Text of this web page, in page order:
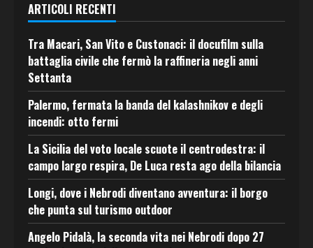
ARTICOLI RECENTI
Tra Macari, San Vito e Custonaci: il docufilm sulla
battaglia civile che fermò la raffineria negli anni
Settanta
Palermo, fermata la banda del kalashnikov e degli
incendi: otto fermi
La Sicilia del voto locale scuote il centrodestra: il
campo largo respira, De Luca resta ago della bilancia
Longi, dove i Nebrodi diventano avventura: il borgo
che punta sul turismo outdoor
Angelo Pidalà, la seconda vita nei Nebrodi dopo 27